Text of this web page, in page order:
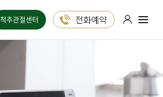
24시간 ON!
척추관절센터